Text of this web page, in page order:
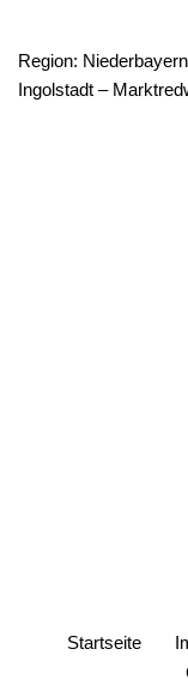
Region:
Ingolstadt –
Startseite